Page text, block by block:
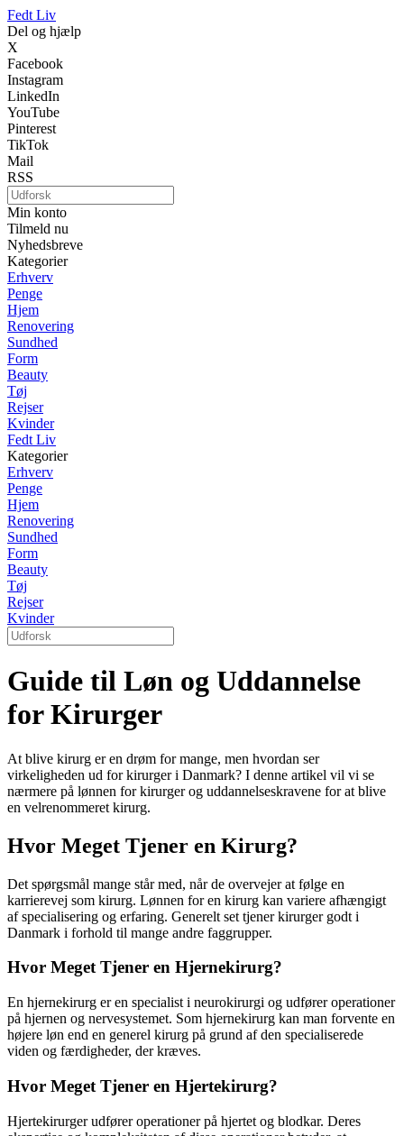
Fedt Liv
Del og hjælp
X
Facebook
Instagram
LinkedIn
YouTube
Pinterest
TikTok
Mail
RSS
Min konto
Tilmeld nu
Nyhedsbreve
Kategorier
Erhverv
Penge
Hjem
Renovering
Sundhed
Form
Beauty
Tøj
Rejser
Kvinder
Fedt Liv
Kategorier
Erhverv
Penge
Hjem
Renovering
Sundhed
Form
Beauty
Tøj
Rejser
Kvinder
Guide til Løn og Uddannelse
for Kirurger
At blive kirurg er en drøm for mange, men hvordan ser
virkeligheden ud for kirurger i Danmark? I denne artikel vil vi se
nærmere på lønnen for kirurger og uddannelseskravene for at blive
en velrenommeret kirurg.
Hvor Meget Tjener en Kirurg?
Det spørgsmål mange står med, når de overvejer at følge en
karrierevej som kirurg. Lønnen for en kirurg kan variere afhængigt
af specialisering og erfaring. Generelt set tjener kirurger godt i
Danmark i forhold til mange andre faggrupper.
Hvor Meget Tjener en Hjernekirurg?
En hjernekirurg er en specialist i neurokirurgi og udfører operationer
på hjernen og nervesystemet. Som hjernekirurg kan man forvente en
højere løn end en generel kirurg på grund af den specialiserede
viden og færdigheder, der kræves.
Hvor Meget Tjener en Hjertekirurg?
Hjertekirurger udfører operationer på hjertet og blodkar. Deres